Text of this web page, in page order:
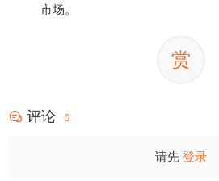
市场。
赏
评论 0
请先 登录